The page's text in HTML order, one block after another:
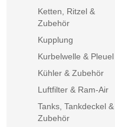
Ketten, Ritzel &
Zubehör
Kupplung
Kurbelwelle & Pleuel
Kühler & Zubehör
Luftfilter & Ram-Air
Tanks, Tankdeckel &
Zubehör